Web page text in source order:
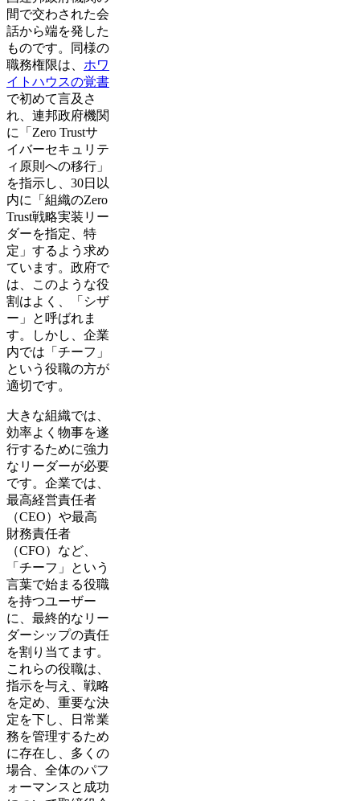
間で交わされた会
話から端を発した
ものです。同様の
職務権限は、 ホワ
イトハウスの覚書
で初めて言及さ
れ、連邦政府機関
に「Zero Trustサ
イバーセキュリテ
ィ原則への移行」
を指示し、30日以
内に「組織のZero
Trust戦略実装リー
ダーを指定、特
定」するよう求め
ています。政府で
は、このような役
割はよく、「シザ
ー」と呼ばれま
す。しかし、企業
内では「チーフ」
という役職の方が
適切です。
大きな組織では、
効率よく物事を遂
行するために強力
なリーダーが必要
です。企業では、
最高経営責任者
（CEO）や最高
財務責任者
（CFO）など、
「チーフ」という
言葉で始まる役職
を持つユーザー
に、最終的なリー
ダーシップの責任
を割り当てます。
これらの役職は、
指示を与え、戦略
を定め、重要な決
定を下し、日常業
務を管理するため
に存在し、多くの
場合、全体のパフ
ォーマンスと成功